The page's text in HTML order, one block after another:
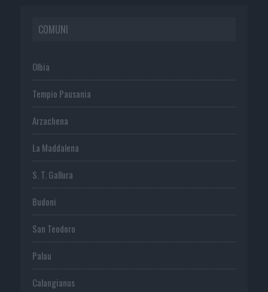
COMUNI
Olbia
Tempio Pausania
Arzachena
La Maddalena
S. T. Gallura
Budoni
San Teodoro
Palau
Calangianus